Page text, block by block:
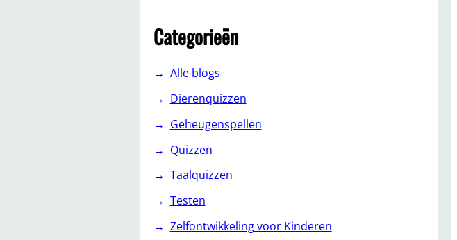
Categorieën
Alle blogs
Dierenquizzen
Geheugenspellen
Quizzen
Taalquizzen
Testen
Zelfontwikkeling voor Kinderen